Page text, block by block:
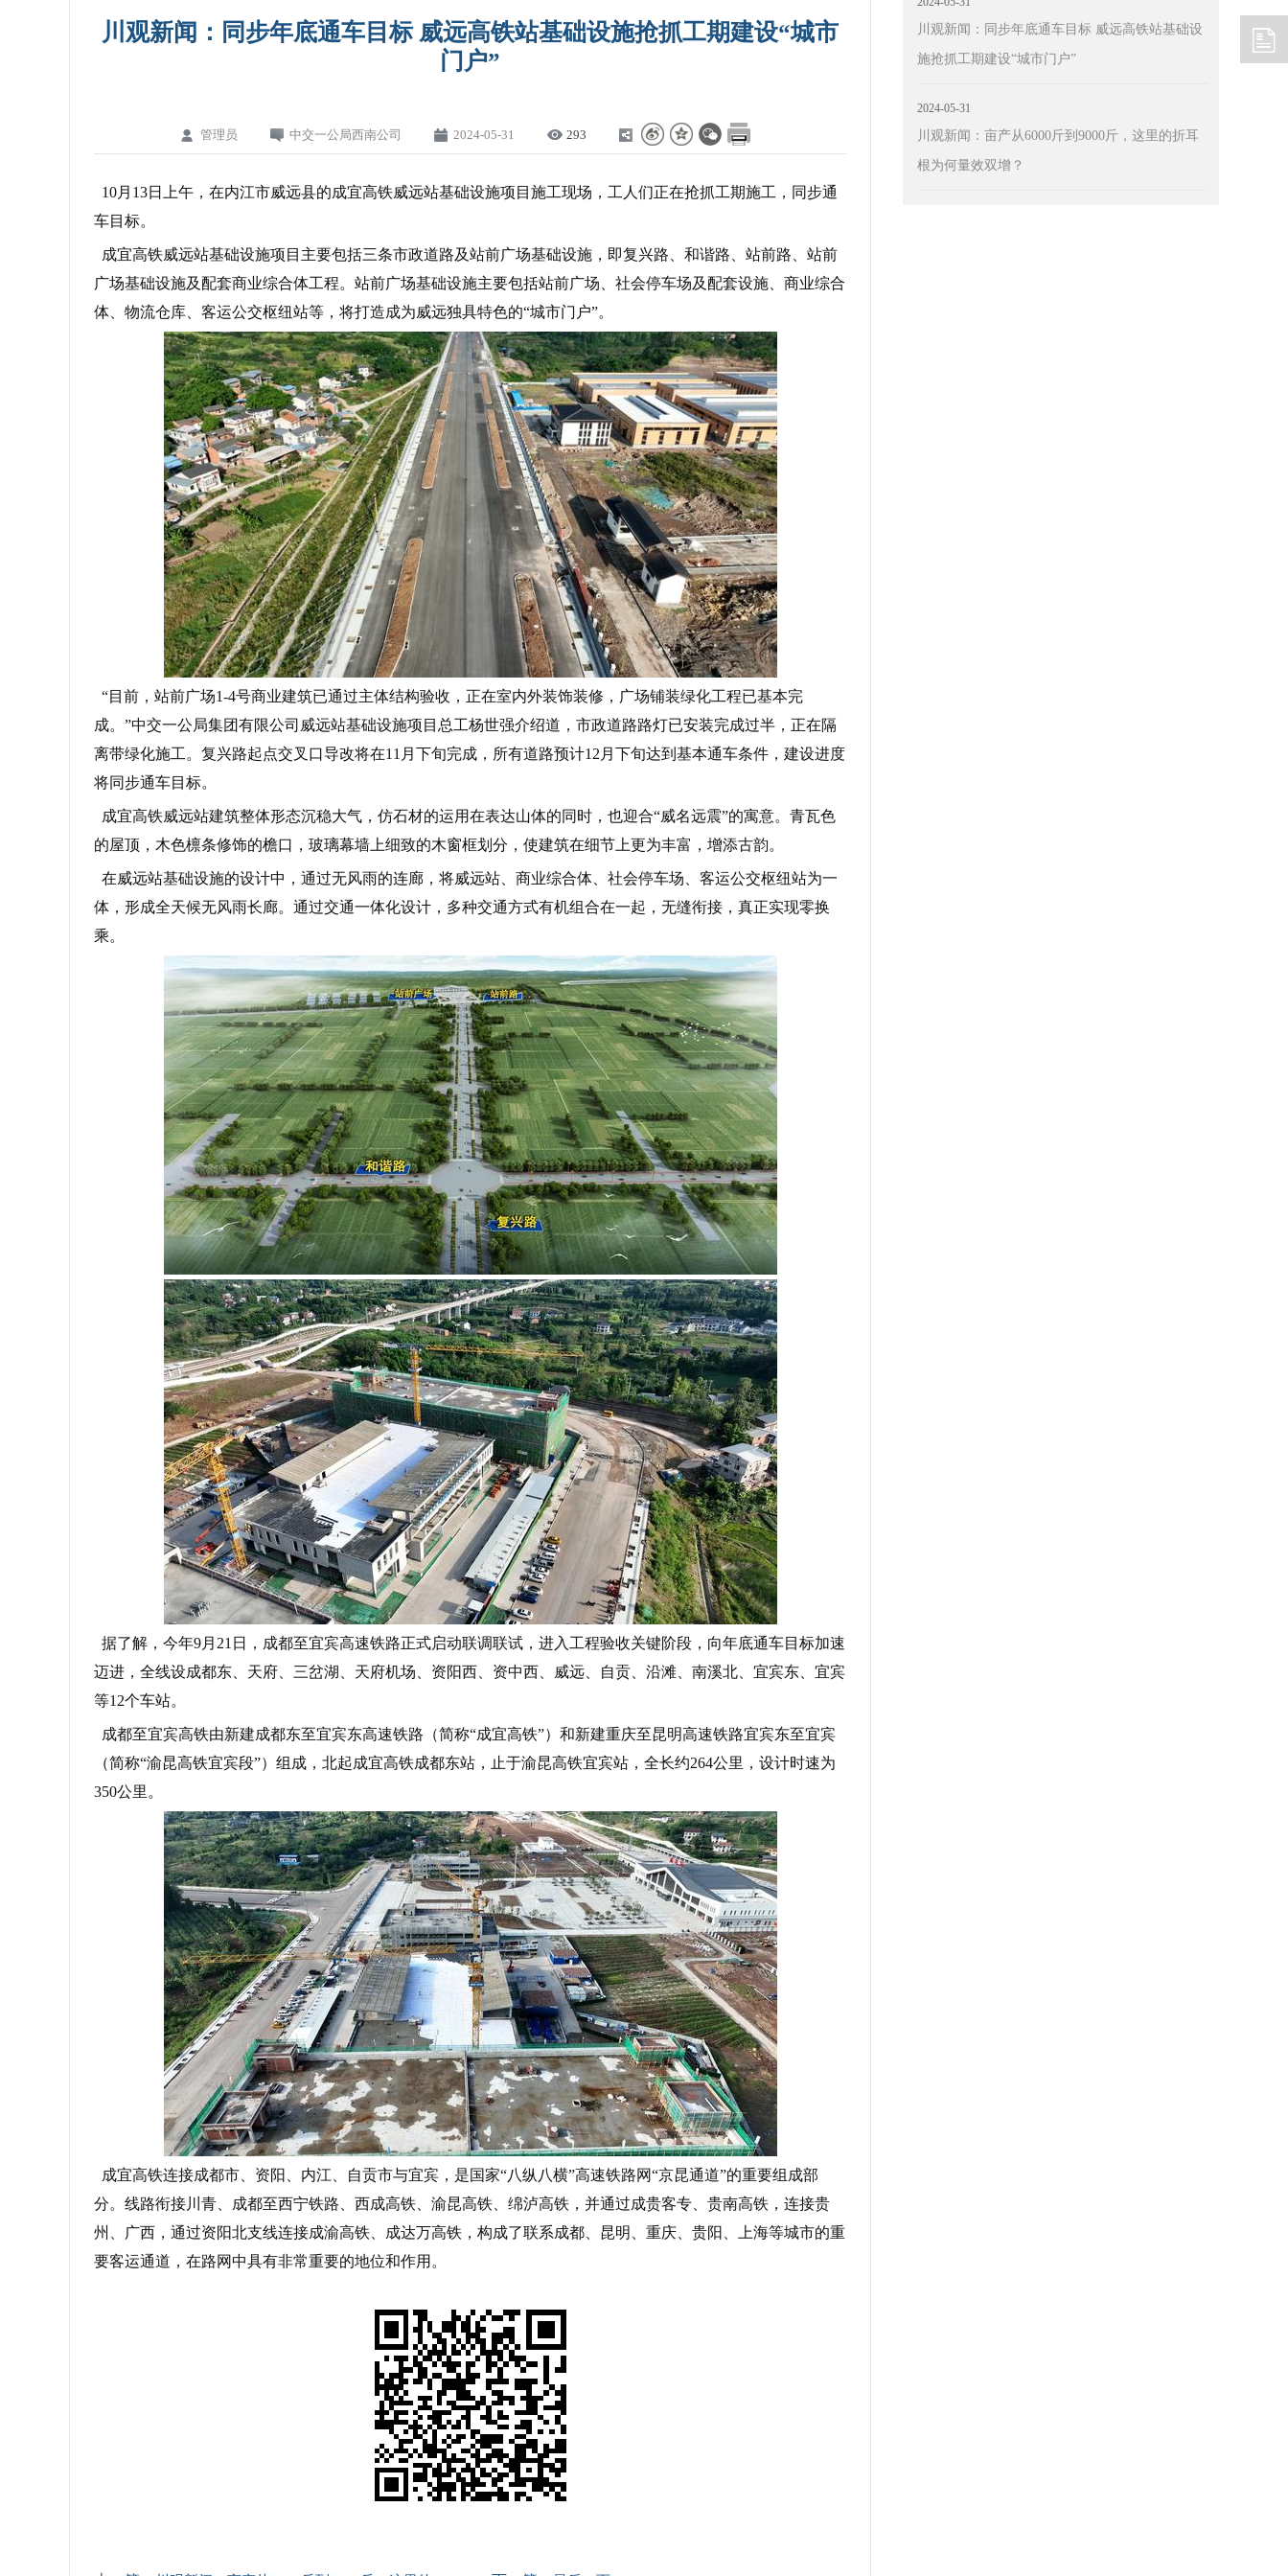
川观新闻：同步年底通车目标 威远高铁站基础设施抢抓工期建设“城市
门户”
管理员 中交一公局西南公司 2024-05-31 293
10月13日上午，在内江市威远县的成宜高铁威远站基础设施项目施工现场，工人们正在抢抓工期施工，同步通
车目标。
成宜高铁威远站基础设施项目主要包括三条市政道路及站前广场基础设施，即复兴路、和谐路、站前路、站前
广场基础设施及配套商业综合体工程。站前广场基础设施主要包括站前广场、社会停车场及配套设施、商业综合
体、物流仓库、客运公交枢纽站等，将打造成为威远独具特色的“城市门户”。
“目前，站前广场1-4号商业建筑已通过主体结构验收，正在室内外装饰装修，广场铺装绿化工程已基本完
成。”中交一公局集团有限公司威远站基础设施项目总工杨世强介绍道，市政道路路灯已安装完成过半，正在隔
离带绿化施工。复兴路起点交叉口导改将在11月下旬完成，所有道路预计12月下旬达到基本通车条件，建设进度
将同步通车目标。
成宜高铁威远站建筑整体形态沉稳大气，仿石材的运用在表达山体的同时，也迎合“威名远震”的寓意。青瓦色
的屋顶，木色檩条修饰的檐口，玻璃幕墙上细致的木窗框划分，使建筑在细节上更为丰富，增添古韵。
在威远站基础设施的设计中，通过无风雨的连廊，将威远站、商业综合体、社会停车场、客运公交枢纽站为一
体，形成全天候无风雨长廊。通过交通一体化设计，多种交通方式有机组合在一起，无缝衔接，真正实现零换
乘。
据了解，今年9月21日，成都至宜宾高速铁路正式启动联调联试，进入工程验收关键阶段，向年底通车目标加速
迈进，全线设成都东、天府、三岔湖、天府机场、资阳西、资中西、威远、自贡、沿滩、南溪北、宜宾东、宜宾
等12个车站。
成都至宜宾高铁由新建成都东至宜宾东高速铁路（简称“成宜高铁”）和新建重庆至昆明高速铁路宜宾东至宜宾
（简称“渝昆高铁宜宾段”）组成，北起成宜高铁成都东站，止于渝昆高铁宜宾站，全长约264公里，设计时速为
350公里。
成宜高铁连接成都市、资阳、内江、自贡市与宜宾，是国家“八纵八横”高速铁路网“京昆通道”的重要组成部
分。线路衔接川青、成都至西宁铁路、西成高铁、渝昆高铁、绵泸高铁，并通过成贵客专、贵南高铁，连接贵
州、广西，通过资阳北支线连接成渝高铁、成达万高铁，构成了联系成都、昆明、重庆、贵阳、上海等城市的重
要客运通道，在路网中具有非常重要的地位和作用。
川观新闻：同步年底通车目标 威远高铁站基础设
施抢抓工期建设“城市门户”
2024-05-31
川观新闻：亩产从6000斤到9000斤，这里的折耳
根为何量效双增？